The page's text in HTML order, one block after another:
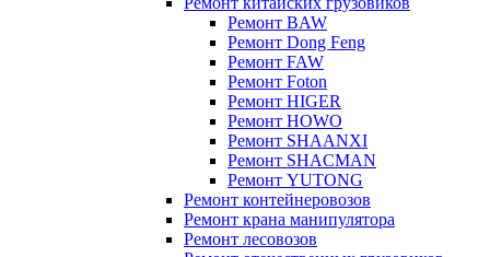
Ремонт BAW
Ремонт Dong Feng
Ремонт FAW
Ремонт Foton
Ремонт HIGER
Ремонт HOWO
Ремонт SHAANXI
Ремонт SHACMAN
Ремонт YUTONG
Ремонт контейнеровозов
Ремонт крана манипулятора
Ремонт лесовозов